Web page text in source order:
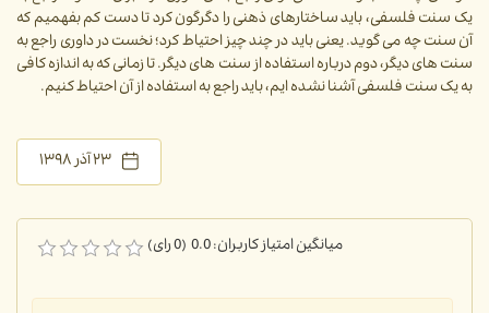
یک سنت فلسفی، باید ساختارهای ذهنی را دگرگون کرد تا دست کم بفهمیم که
آن سنت چه می گوید. یعنی باید در چند چیز احتیاط کرد؛ نخست در داوری راجع به
سنت های دیگر، دوم درباره استفاده از سنت های دیگر. تا زمانی که به اندازه کافی
به یک سنت فلسفی آشنا نشده ایم، باید راجع به استفاده از آن احتیاط کنیم.
۲۳ آذر ۱۳۹۸
میانگین امتیاز کاربران: 0.0 (0 رای)